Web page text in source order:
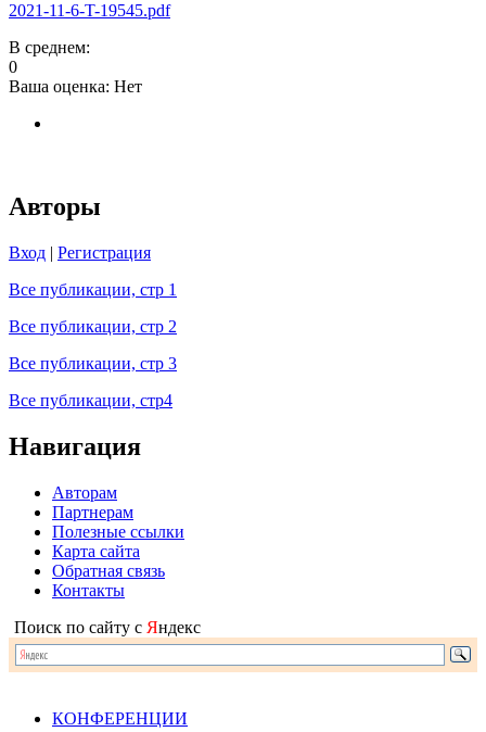
2021-11-6-T-19545.pdf
В среднем:
0
Ваша оценка: Нет
Авторы
Вход | Регистрация
Все публикации, стр 1
Все публикации, стр 2
Все публикации, стр 3
Все публикации, стр4
Навигация
Авторам
Партнерам
Полезные ссылки
Карта сайта
Обратная связь
Контакты
Поиск по сайту с Яндекс
КОНФЕРЕНЦИИ